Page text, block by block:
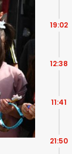
19:02
12:38
11:41
21:50